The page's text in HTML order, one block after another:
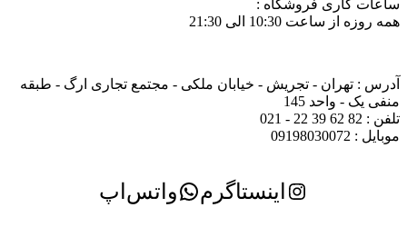
ساعات کاری فروشگاه :
همه روزه از ساعت 10:30 الی 21:30
آدرس : تهران - تجریش - خیابان ملکی - مجتمع تجاری ارگ - طبقه
منفی یک - واحد 145
تلفن : 82 62 39 22 - 021
موبایل : 09198030072
اینستاگرم واتس‌اپ